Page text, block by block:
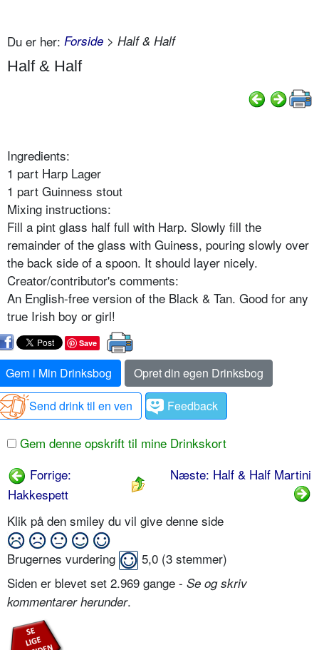
Du er her: Forside > Half & Half
Half & Half
Ingredients:
1 part Harp Lager
1 part Guinness stout
Mixing instructions:
Fill a pint glass half full with Harp. Slowly fill the
remainder of the glass with Guiness, pouring slowly over
the back side of a spoon. It should layer nicely.
Creator/contributor's comments:
An English-free version of the Black & Tan. Good for any
true Irish boy or girl!
Save
Gem i Min Drinksbog
Opret din egen Drinksbog
Send drink til en ven
Feedback
Gem denne opskrift til mine Drinkskort
Forrige:
Hakkespett
Næste: Half & Half Martini
Klik på den smiley du vil give denne side
Brugernes vurdering 5,0 (3 stemmer)
Siden er blevet set 2.969 gange - Se og skriv
kommentarer herunder.